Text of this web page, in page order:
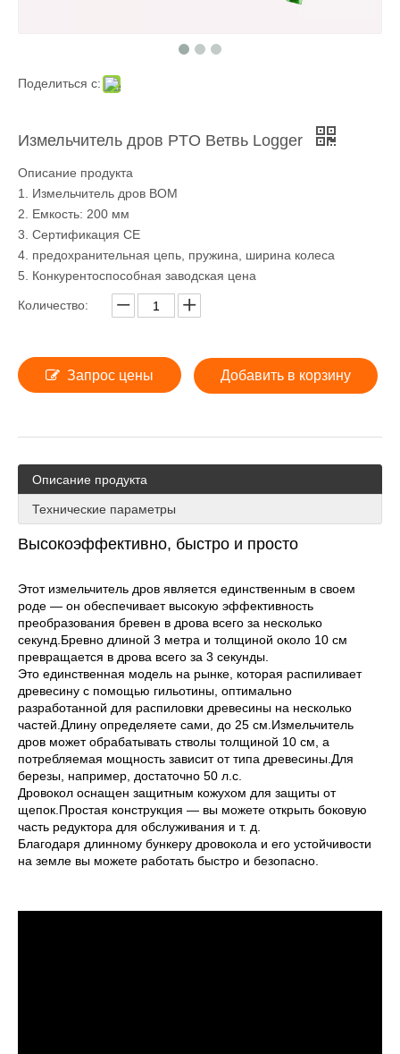
Поделиться с:
Измельчитель дров PTO Ветвь Logger
Описание продукта
1. Измельчитель дров ВОМ
2. Емкость: 200 мм
3. Сертификация СЕ
4. предохранительная цепь, пружина, ширина колеса
5. Конкурентоспособная заводская цена
Количество:
Запрос цены Добавить в корзину
Описание продукта
Технические параметры
Высокоэффективно, быстро и просто
Этот измельчитель дров является единственным в своем
роде — он обеспечивает высокую эффективность
преобразования бревен в дрова всего за несколько
секунд.Бревно длиной 3 метра и толщиной около 10 см
превращается в дрова всего за 3 секунды.
Это единственная модель на рынке, которая распиливает
древесину с помощью гильотины, оптимально
разработанной для распиловки древесины на несколько
частей.Длину определяете сами, до 25 см.Измельчитель
дров может обрабатывать стволы толщиной 10 см, а
потребляемая мощность зависит от типа древесины.Для
березы, например, достаточно 50 л.с.
Дровокол оснащен защитным кожухом для защиты от
щепок.Простая конструкция — вы можете открыть боковую
часть редуктора для обслуживания и т. д.
Благодаря длинному бункеру дровокола и его устойчивости
на земле вы можете работать быстро и безопасно.